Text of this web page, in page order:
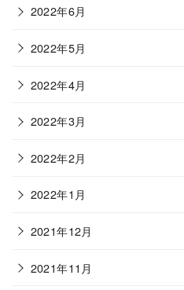
2022年6月
2022年5月
2022年4月
2022年3月
2022年2月
2022年1月
2021年12月
2021年11月